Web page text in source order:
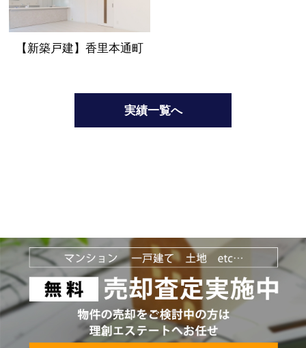
【新築戸建】香里本通町
実績一覧へ